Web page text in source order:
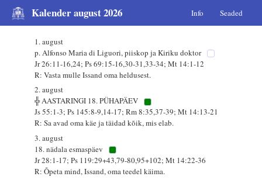
Kalender august 2026 Info Seaded
1. august
p. Alfonso Maria di Liguori, piiskop ja Kiriku doktor
Jr 26:11-16,24; Ps 69:15-16,30-31,33-34; Mt 14:1-12
R: Vasta mulle Issand oma heldusest.
2. august
╬ AASTARINGI 18. PÜHAPÄEV
Js 55:1-3; Ps 145:8-9,14-17; Rm 8:35,37-39; Mt 14:13-21
R: Sa avad oma käe ja täidad kõik, mis elab.
3. august
18. nädala esmaspäev
Jr 28:1-17; Ps 119:29+43,79-80,95+102; Mt 14:22-36
R: Õpeta mind, Issand, oma teedel käima.